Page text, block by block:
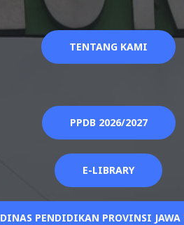
TENTANG KAMI
PPDB 2026/2027
E-LIBRARY
DINAS PENDIDIKAN PROVINSI